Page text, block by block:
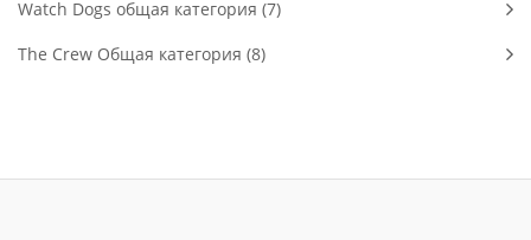
Watch Dogs общая категория (7)
The Crew Общая категория (8)